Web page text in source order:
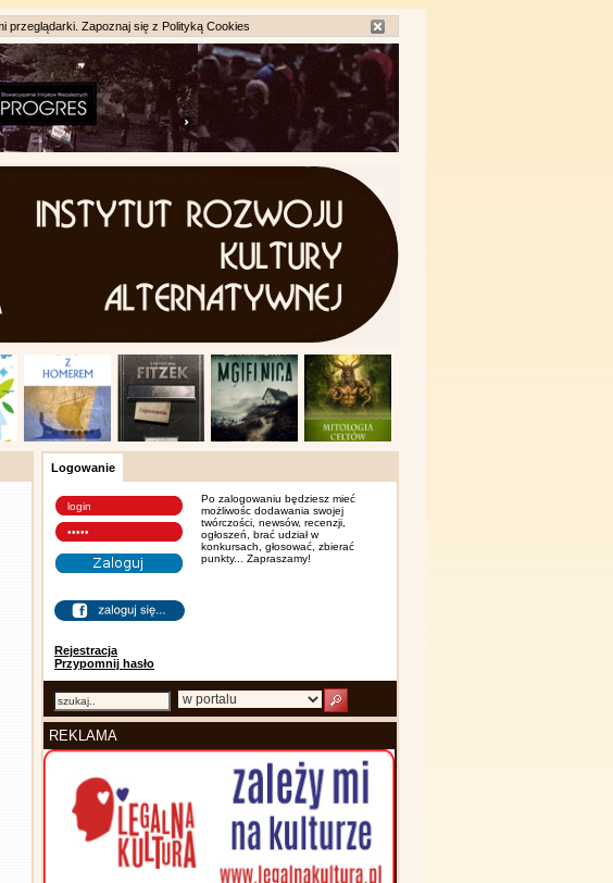
przeglądarki. Zapoznaj się z Polityką Cookies
Logowanie
Rejestracja
Przypomnij hasło
Po zalogowaniu będziesz mieć
możliwośc dodawania swojej
twórczości, newsów, recenzji,
ogłoszeń, brać udział w
konkursach, głosować, zbierać
punkty... Zapraszamy!
REKLAMA